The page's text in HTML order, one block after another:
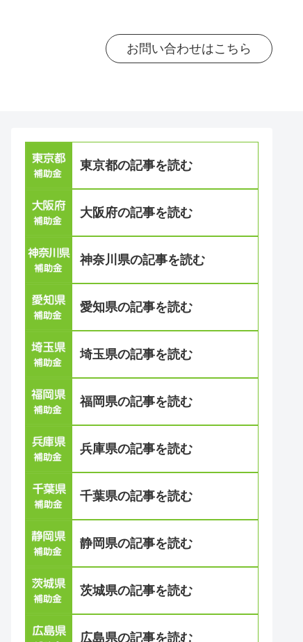
お問い合わせはこちら
東京都の記事を読む
大阪府の記事を読む
神奈川県の記事を読む
愛知県の記事を読む
埼玉県の記事を読む
福岡県の記事を読む
兵庫県の記事を読む
千葉県の記事を読む
静岡県の記事を読む
茨城県の記事を読む
広島県の記事を読む